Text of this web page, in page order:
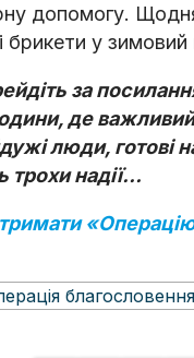
допомогу.
брикети у зимовий
за
де
люди, готові
трохи надії…
благословeння